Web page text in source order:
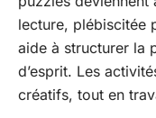
lecture, plébiscitée
aide à structurer la
d’esprit. Les
créatifs, tout en